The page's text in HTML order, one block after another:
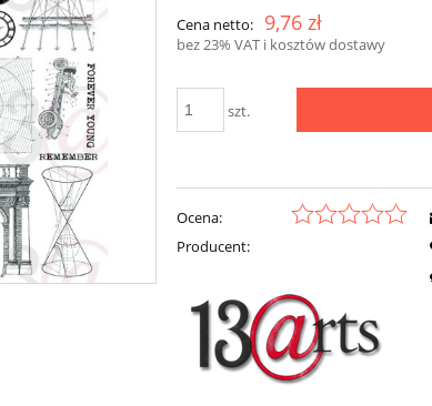
Cena netto:
9,76 zł
bez 23% VAT i kosztów dostawy
szt.
Ocena:
Producent: